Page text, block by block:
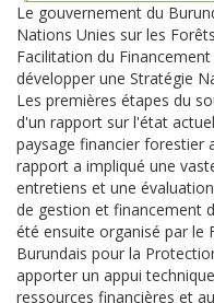
Le gouvernement du
Nations Unies sur les
Facilitation du Financement
développer une Stratégie
Les premières étapes du
d'un rapport sur l'état
paysage financier forestier
rapport a impliqué une
entretiens et une
de gestion et financement
été ensuite organisé par le
Burundais pour la
apporter un appui
ressources financières et